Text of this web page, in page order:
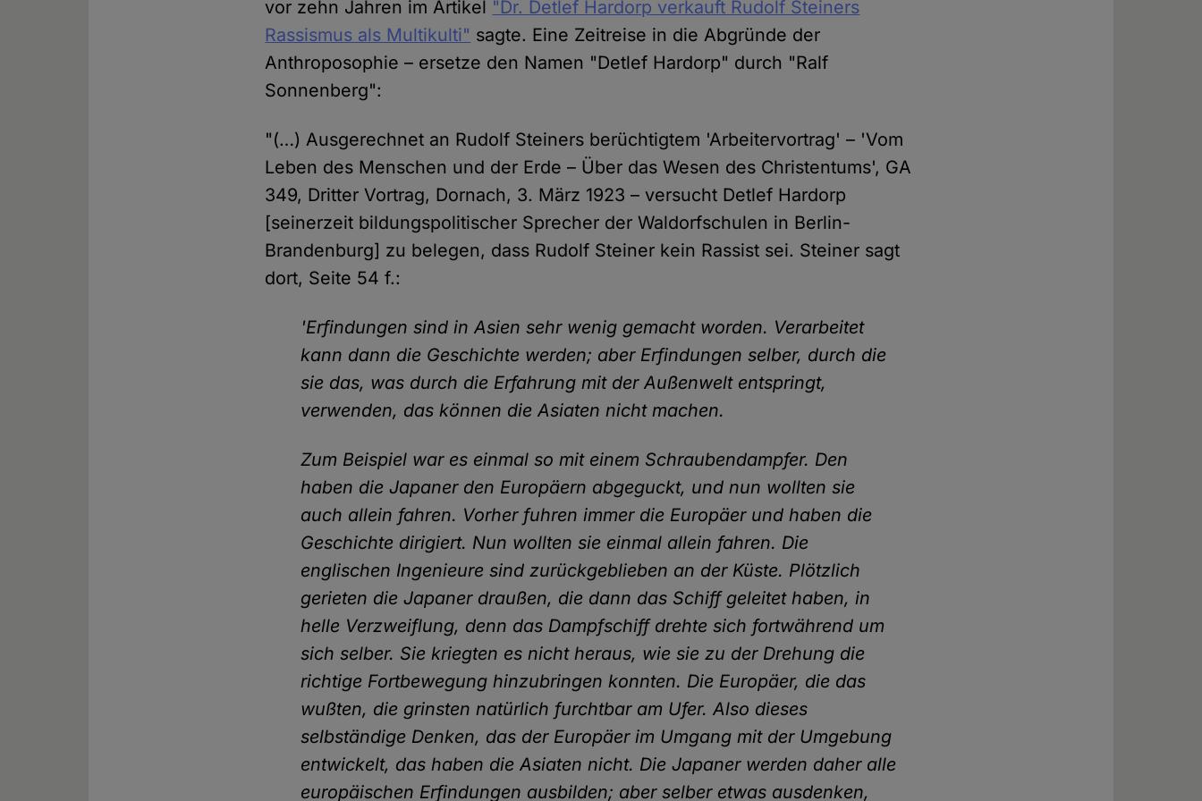
vor zehn Jahren im Artikel "Dr. Detlef Hardorp verkauft Rudolf Steiners
Rassismus als Multikulti" sagte. Eine Zeitreise in die Abgründe der
Anthroposophie – ersetze den Namen "Detlef Hardorp" durch "Ralf
Sonnenberg":
"(…) Ausgerechnet an Rudolf Steiners berüchtigtem 'Arbeitervortrag' – 'Vom
Leben des Menschen und der Erde – Über das Wesen des Christentums', GA
349, Dritter Vortrag, Dornach, 3. März 1923 – versucht Detlef Hardorp
[seinerzeit bildungspolitischer Sprecher der Waldorfschulen in Berlin-
Brandenburg] zu belegen, dass Rudolf Steiner kein Rassist sei. Steiner sagt
dort, Seite 54 f.:
'Erfindungen sind in Asien sehr wenig gemacht worden. Verarbeitet
kann dann die Geschichte werden; aber Erfindungen selber, durch die
sie das, was durch die Erfahrung mit der Außenwelt entspringt,
verwenden, das können die Asiaten nicht machen.
Zum Beispiel war es einmal so mit einem Schraubendampfer. Den
haben die Japaner den Europäern abgeguckt, und nun wollten sie
auch allein fahren. Vorher fuhren immer die Europäer und haben die
Geschichte dirigiert. Nun wollten sie einmal allein fahren. Die
englischen Ingenieure sind zurückgeblieben an der Küste. Plötzlich
gerieten die Japaner draußen, die dann das Schiff geleitet haben, in
helle Verzweiflung, denn das Dampfschiff drehte sich fortwährend um
sich selber. Sie kriegten es nicht heraus, wie sie zu der Drehung die
richtige Fortbewegung hinzubringen konnten. Die Europäer, die das
wußten, die grinsten natürlich furchtbar am Ufer. Also dieses
selbständige Denken, das der Europäer im Umgang mit der Umgebung
entwickelt, das haben die Asiaten nicht. Die Japaner werden daher alle
europäischen Erfindungen ausbilden; aber selber etwas ausdenken,